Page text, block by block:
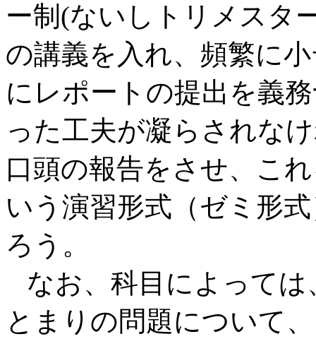
ー制(ないしトリメスタ
の講義を入れ、頻繁に
にレポートの提出を義
った工夫が凝らされな
口頭の報告をさせ、こ
いう演習形式（ゼミ形
ろう。
なお、科目によっては
とまりの問題について